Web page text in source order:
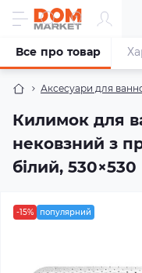
Аксесуари для
Килимок для
нековзний з
білий,
Все про товар
-15% популярний